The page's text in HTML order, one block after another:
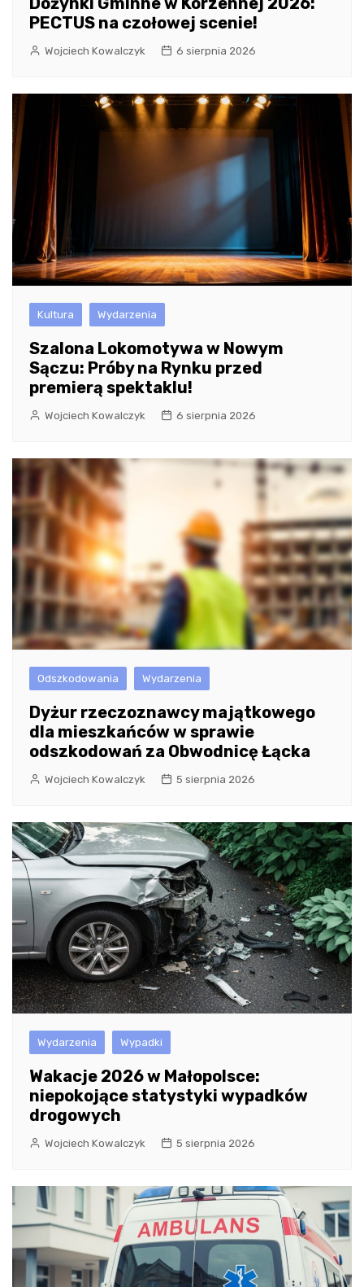
PECTUS na czołowej scenie!
Wojciech Kowalczyk 6 sierpnia 2026
Kultura Wydarzenia
Szalona Lokomotywa w Nowym
Sączu: Próby na Rynku przed
premierą spektaklu!
Wojciech Kowalczyk 6 sierpnia 2026
Odszkodowania Wydarzenia
Dyżur rzeczoznawcy majątkowego
dla mieszkańców w sprawie
odszkodowań za Obwodnicę Łącka
Wojciech Kowalczyk 5 sierpnia 2026
Wydarzenia Wypadki
Wakacje 2026 w Małopolsce:
niepokojące statystyki wypadków
drogowych
Wojciech Kowalczyk 5 sierpnia 2026